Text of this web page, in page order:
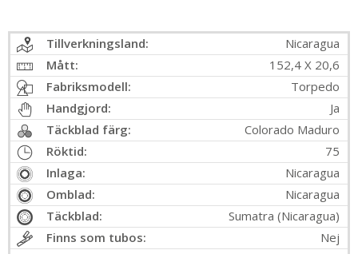
Tillverkningsland:
Nicaragua
Mått:
152,4 X 20,6
Fabriksmodell:
Torpedo
Handgjord:
Ja
Täckblad färg:
Colorado Maduro
Röktid:
75
Inlaga:
Nicaragua
Omblad:
Nicaragua
Täckblad:
Sumatra (Nicaragua)
Finns som tubos:
Nej